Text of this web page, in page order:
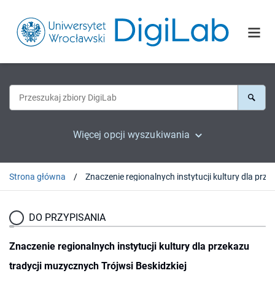
Więcej opcji wyszukiwania
Strona główna
DO PRZYPISANIA
Znaczenie regionalnych instytucji kultury dla przekazu
tradycji muzycznych Trójwsi Beskidzkiej